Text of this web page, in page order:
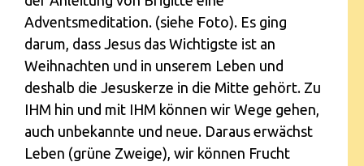
Adventsmeditation. (siehe Foto). Es ging
darum, dass Jesus das Wichtigste ist an
Weihnachten und in unserem Leben und
deshalb die Jesuskerze in die Mitte gehört. Zu
IHM hin und mit IHM können wir Wege gehen,
auch unbekannte und neue. Daraus erwächst
Leben (grüne Zweige), wir können Frucht